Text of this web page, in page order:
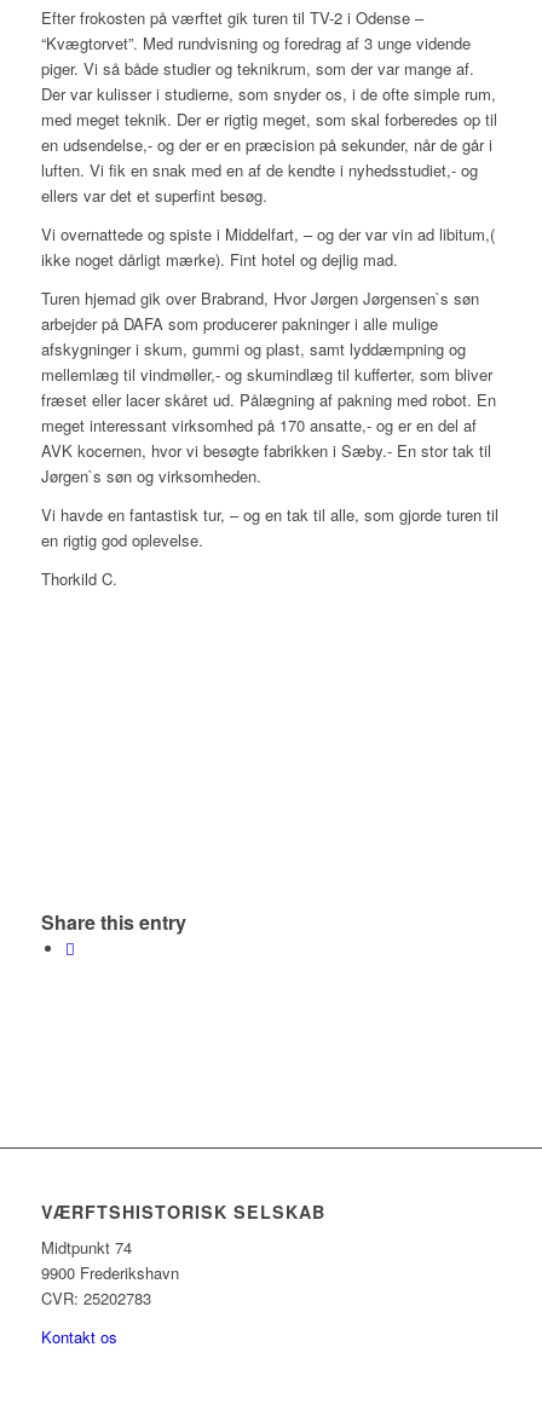
Efter frokosten på værftet gik turen til TV-2 i Odense –
“Kvægtorvet”. Med rundvisning og foredrag af 3 unge vidende
piger. Vi så både studier og teknikrum, som der var mange af.
Der var kulisser i studierne, som snyder os, i de ofte simple rum,
med meget teknik. Der er rigtig meget, som skal forberedes op til
en udsendelse,- og der er en præcision på sekunder, når de går i
luften. Vi fik en snak med en af de kendte i nyhedsstudiet,- og
ellers var det et superfint besøg.
Vi overnattede og spiste i Middelfart, – og der var vin ad libitum,(
ikke noget dårligt mærke). Fint hotel og dejlig mad.
Turen hjemad gik over Brabrand, Hvor Jørgen Jørgensen`s søn
arbejder på DAFA som producerer pakninger i alle mulige
afskygninger i skum, gummi og plast, samt lyddæmpning og
mellemlæg til vindmøller,- og skumindlæg til kufferter, som bliver
fræset eller lacer skåret ud. Pålægning af pakning med robot. En
meget interessant virksomhed på 170 ansatte,- og er en del af
AVK kocernen, hvor vi besøgte fabrikken i Sæby.- En stor tak til
Jørgen`s søn og virksomheden.
Vi havde en fantastisk tur, – og en tak til alle, som gjorde turen til
en rigtig god oplevelse.
Thorkild C.
Share this entry
VÆRFTSHISTORISK SELSKAB
Midtpunkt 74
9900 Frederikshavn
CVR: 25202783
Kontakt os